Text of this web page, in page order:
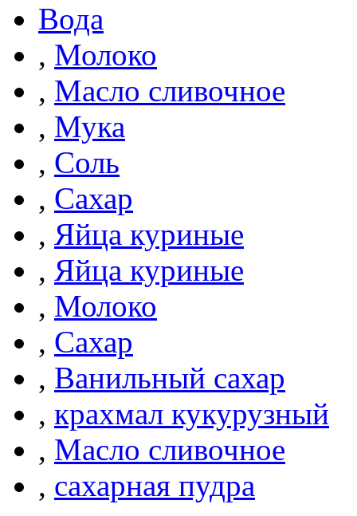
Вода
, Молоко
, Масло сливочное
, Мука
, Соль
, Сахар
, Яйца куриные
, Яйца куриные
, Молоко
, Сахар
, Ванильный сахар
, крахмал кукурузный
, Масло сливочное
, сахарная пудра